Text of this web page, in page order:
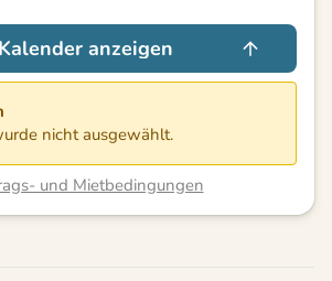
Kalender anzeigen
nicht ausgewählt.
und Mietbedingungen